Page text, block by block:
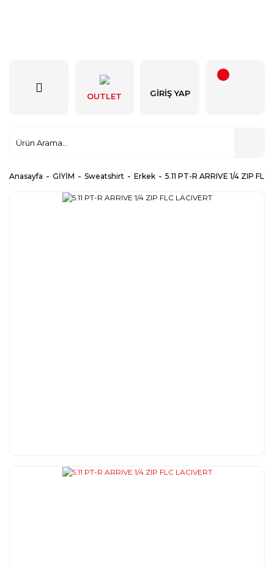
OUTLET GIRIŞ YAP
Anasayfa GİYİM Sweatshirt Erkek 5.11 PT-R ARRIVE 1/4 ZIP FLC